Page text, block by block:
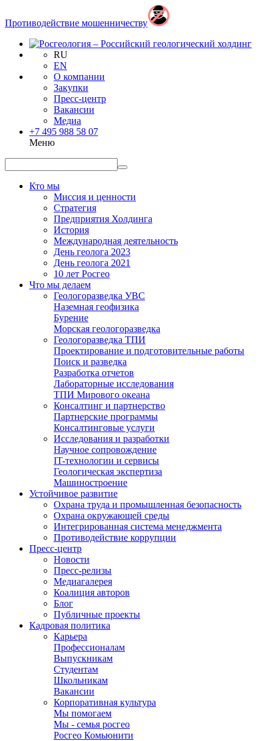
Противодействие мошенничеству
RU
EN
О компании
Закупки
Пресс-центр
Вакансии
Медиа
+7 495 988 58 07
Меню
Кто мы
Миссия и ценности
Стратегия
Предприятия Холдинга
История
Международная деятельность
День геолога 2023
День геолога 2021
10 лет Росгео
Что мы делаем
Геологоразведка УВС
Наземная геофизика
Бурение
Морская геологоразведка
Геологоразведка ТПИ
Проектирование и подготовительные работы
Поиск и разведка
Разработка отчетов
Лабораторные исследования
ТПИ Мирового океана
Консалтинг и партнерство
Партнерские программы
Консалтинговые услуги
Исследования и разработки
Научное сопровождение
IT-технологии и сервисы
Геологическая экспертиза
Машиностроение
Устойчивое развитие
Охрана труда и промышленная безопасность
Охрана окружающей среды
Интегрированная система менеджмента
Противодействие коррупции
Пресс-центр
Новости
Пресс-релизы
Медиагалерея
Коалиция авторов
Блог
Публичные проекты
Кадровая политика
Карьера
Профессионалам
Выпускникам
Студентам
Школьникам
Вакансии
Корпоративная культура
Мы помогаем
Мы - семья росгео
Росгео Комьюнити